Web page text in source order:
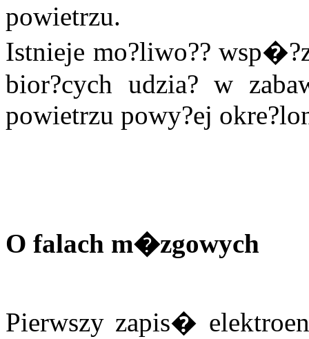
powietrzu.
Istnieje mo?liwo??
bior?cych udzia? w
powietrzu powy?ej
O falach m�zgowych
Pierwszy zapis�